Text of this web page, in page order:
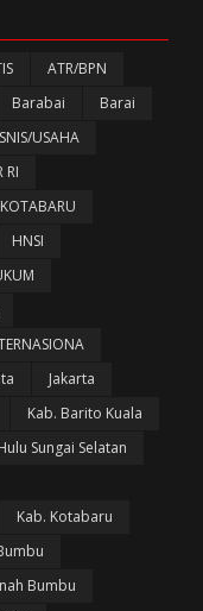
ATR/BPN
Barabai
Barai
USAHA
RI
HNSI
Jakarta
Kab. Barito Kuala
Sungai Selatan
Kab. Kotabaru
Bumbu